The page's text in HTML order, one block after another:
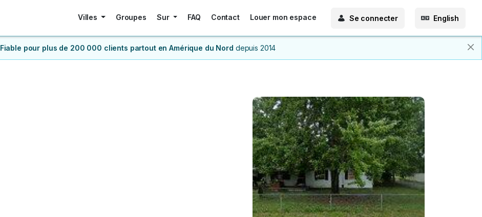
Villes Groupes Sur FAQ Contact Louer mon espace Se connecter English
Fiable pour plus de 200 000 clients partout en Amérique du Nord depuis 2014